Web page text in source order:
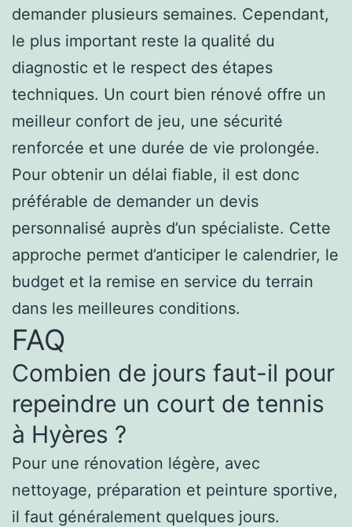
demander plusieurs semaines. Cependant,
le plus important reste la qualité du
diagnostic et le respect des étapes
techniques. Un court bien rénové offre un
meilleur confort de jeu, une sécurité
renforcée et une durée de vie prolongée.
Pour obtenir un délai fiable, il est donc
préférable de demander un devis
personnalisé auprès d’un spécialiste. Cette
approche permet d’anticiper le calendrier, le
budget et la remise en service du terrain
dans les meilleures conditions.
FAQ
Combien de jours faut-il pour
repeindre un court de tennis
à Hyères ?
Pour une rénovation légère, avec
nettoyage, préparation et peinture sportive,
il faut généralement quelques jours.